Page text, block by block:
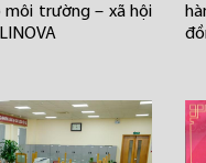
môi trường – xã hội